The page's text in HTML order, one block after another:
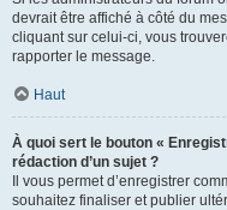
devrait être affiché à côté du
cliquant sur celui-ci, vous
rapporter le message.
Haut
À quoi sert le bouton «
rédaction d’un sujet ?
Il vous permet d’enregistrer
souhaitez finaliser et publier